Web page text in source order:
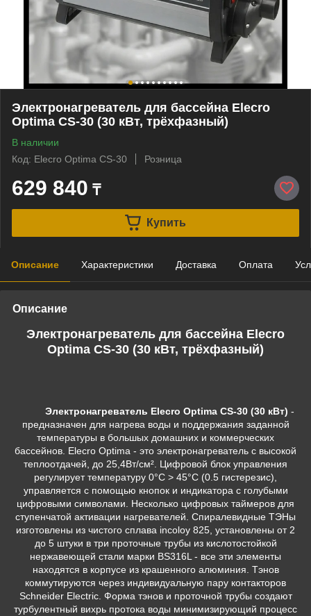
Электронагреватель для бассейна Elecro
Optima CS-30 (30 кВт, трёхфазный)
В наличии
Код: Elecro Optima CS-30
Розница
629 840 ₸
Купить
Описание Характеристики Доставка Оплата
Описание
Электронагреватель для бассейна Elecro
Optima CS-30 (30 кВт, трёхфазный)
Электронагреватель Elecro Optima CS-30 (30 кВт) -
предназначен для нагрева воды и поддержания заданной
температуры в большых домашних и коммерческих
бассейнов. Elecro Optima - это электронагреватель с высокой
теплоотдачей, до 25,4Вт/см². Цифровой блок управления
регулирует температуру 0°С > 45°С (0.5 гистерезис),
управляется с помощью кнопок и индикатора с голубыми
цифровыми символами. Несколько цифровых таймеров для
ступенчатой активации нагревателей. Спиралевидные ТЭНы
изготовлены из чистого сплава incoloy 825, установлены от 2
до 5 штуки в три проточные трубы из кислотостойкой
нержавеющей стали марки BS316L - все эти элементы
находятся в корпусе из крашенного алюминия. Тэнов
коммутируются через индивидуальную пару контакторов
Schneider Electric. Форма тэнов и проточной трубы создают
турбулентный вихрь протока воды минимизирующий процесс